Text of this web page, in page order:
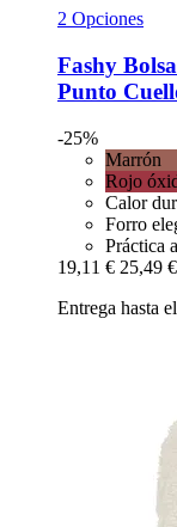
2 Opciones
Fashy
Punto
-25%
Marrón
Rojo
Calor
Forro
Práctica
19,11 € 25,49 €
Entrega hasta